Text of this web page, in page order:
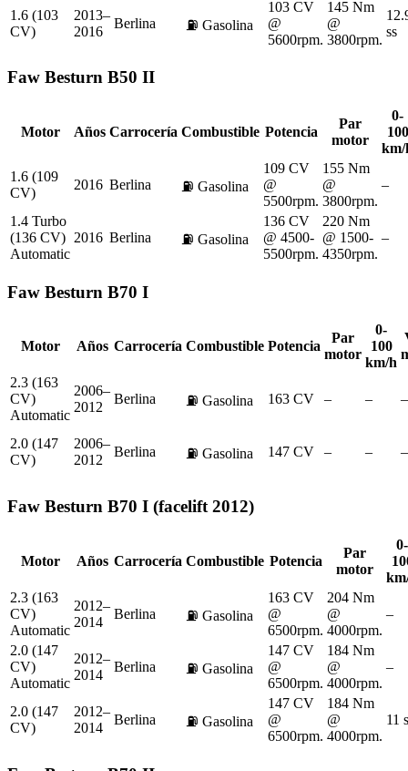
1.6 (103
CV)
2013–
2016
Berlina ⛽ Gasolina
103 CV
@
5600rpm.
145 Nm
@
3800rpm.
ss
Faw Besturn B50 II
Motor Años Carrocería Combustible Potencia
Par
motor
0-
100
km/
1.6 (109
CV)
2016 Berlina ⛽ Gasolina
109 CV
@
5500rpm.
155 Nm
@
3800rpm.
–
1.4 Turbo
(136 CV)
Automatic
2016 Berlina ⛽ Gasolina
136 CV
@ 4500-
5500rpm.
220 Nm
@ 1500-
4350rpm.
–
Faw Besturn B70 I
Motor Años Carrocería Combustible Potencia
Par
motor
0-
100
km/h
2.3 (163
CV)
Automatic
2006–
2012
Berlina ⛽ Gasolina 163 CV – – –
2.0 (147
CV)
2006–
2012
Berlina ⛽ Gasolina 147 CV – – –
Faw Besturn B70 I (facelift 2012)
Motor Años Carrocería Combustible Potencia
Par
motor
0-
2.3 (163
CV)
Automatic
2012–
2014
Berlina ⛽ Gasolina
163 CV
@
6500rpm.
204 Nm
@
4000rpm.
–
2.0 (147
CV)
Automatic
2012–
2014
Berlina ⛽ Gasolina
147 CV
@
6500rpm.
184 Nm
@
4000rpm.
–
2.0 (147
CV)
2012–
2014
Berlina ⛽ Gasolina
147 CV
@
6500rpm.
184 Nm
@
4000rpm.
11